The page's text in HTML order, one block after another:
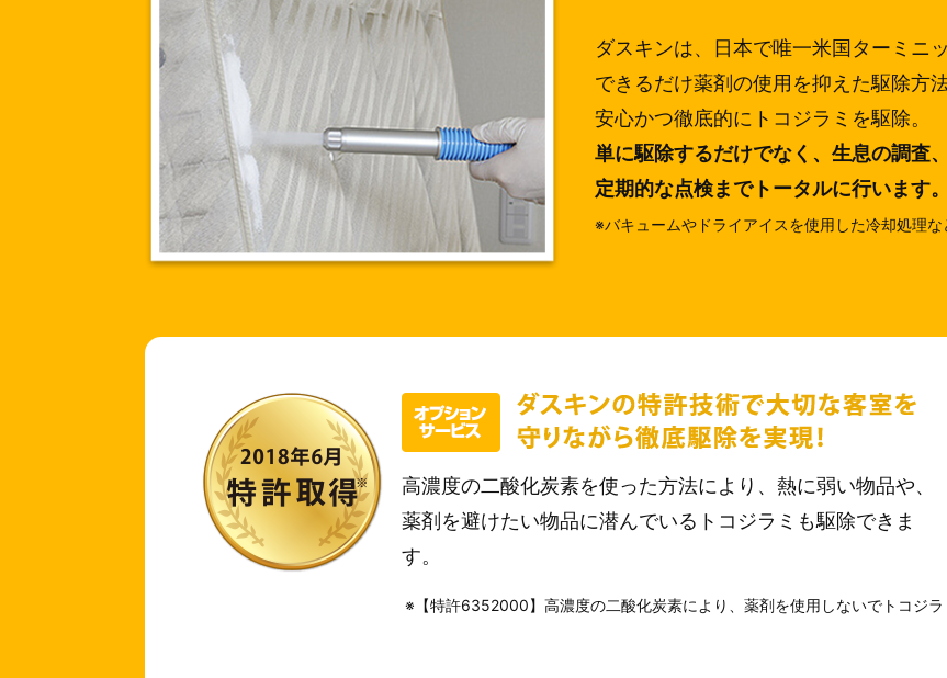
ダスキンは、日本で唯一米国ターミニ
できるだけ薬剤の使用を抑えた駆除方
安心かつ徹底的にトコジラミを駆除。
単に駆除するだけでなく、生息の調査
定期的な点検までトータルに行います。
※バキュームやドライアイスを使用した冷却処理
高濃度の二酸化炭素を使った方法により、熱に弱い物品や、
薬剤を避けたい物品に潜んでいるトコジラミも駆除できま
す。
※【特許6352000】高濃度の二酸化炭素により、薬剤を使用しないでトコジ